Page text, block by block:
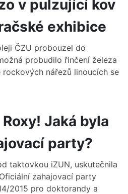
v pulzující kov
exhibice
ČZU probouzel do
probudilo řinčení železa
nářezů linoucích se
Jaká byla
party?
taktovkou iZUN, uskutečnila
zahajovací party
2015 pro doktorandy a